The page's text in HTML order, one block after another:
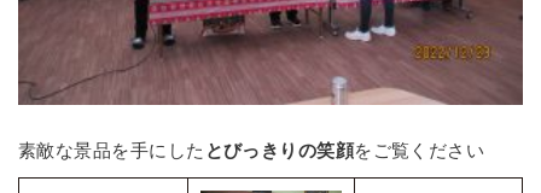
素敵な景品を手にした とびっきりの笑顔をご覧ください